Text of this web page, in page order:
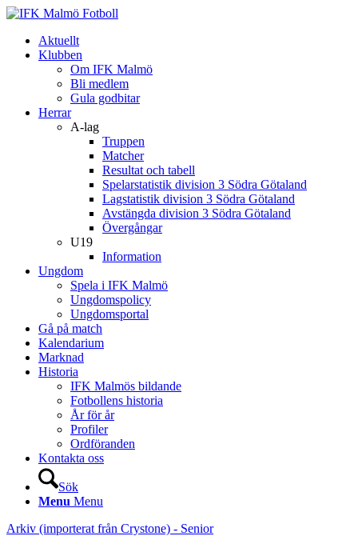
Aktuellt
Klubben
Om IFK Malmö
Bli medlem
Gula godbitar
Herrar
A-lag
Truppen
Matcher
Resultat och tabell
Spelarstatistik division 3 Södra Götaland
Lagstatistik division 3 Södra Götaland
Avstängda division 3 Södra Götaland
Övergångar
U19
Information
Ungdom
Spela i IFK Malmö
Ungdomspolicy
Ungdomsportal
Gå på match
Kalendarium
Marknad
Historia
IFK Malmös bildande
Fotbollens historia
År för år
Profiler
Ordföranden
Kontakta oss
Sök
Menu Menu
Arkiv (importerat från Crystone) - Senior